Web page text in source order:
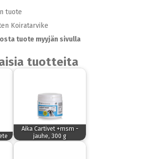
tuote
Koiratarvike
tuote myyjän sivulla
tuotteita
Aika Cartivet +msm -
jauhe, 300 g